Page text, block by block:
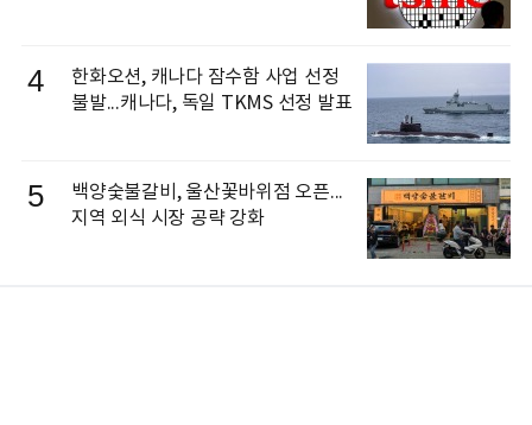
4
한화오션, 캐나다 잠수함 사업 선정
불발...캐나다, 독일 TKMS 선정 발표
5
백양숯불갈비, 울산꽃바위점 오픈...
지역 외식 시장 공략 강화